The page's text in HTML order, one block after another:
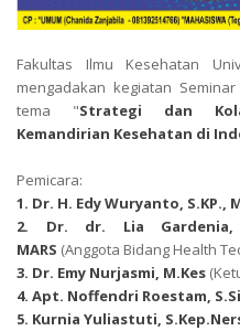
Fakultas Ilmu Kesehatan
mengadakan kegiatan
tema "Strategi dan
Kemandirian Kesehatan di
Pemicara:
1. Dr. H. Edy Wuryanto, S.KP.,
2. Dr. dr. Lia Gardenia,
MARS (Anggota Bidang Health
3. Dr. Emy Nurjasmi, M.Kes
4. Apt. Noffendri Roestam, S.Si
5. Kurnia Yuliastuti,